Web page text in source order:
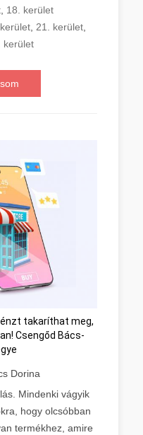
, 18. kerület
, 21. kerület,
kerület
takaríthat meg,
Csengőd Bács-
Dorina
Mindenki vágyik
hogy olcsóbban
termékhez, amire